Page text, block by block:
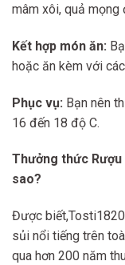
mâm xôi, quả mọng
Kết hợp món ăn:
hoặc ăn kèm với
Phục vụ: Bạn nên
16 đến 18 độ C.
Thưởng thức
sao?
Được
sủi nổi tiếng trên
qua hơn 200 năm